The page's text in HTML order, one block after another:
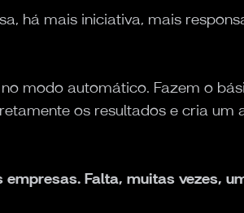
há mais iniciativa, mais
modo automático. Fazem o
os resultados e cria um
Falta, muitas vezes,